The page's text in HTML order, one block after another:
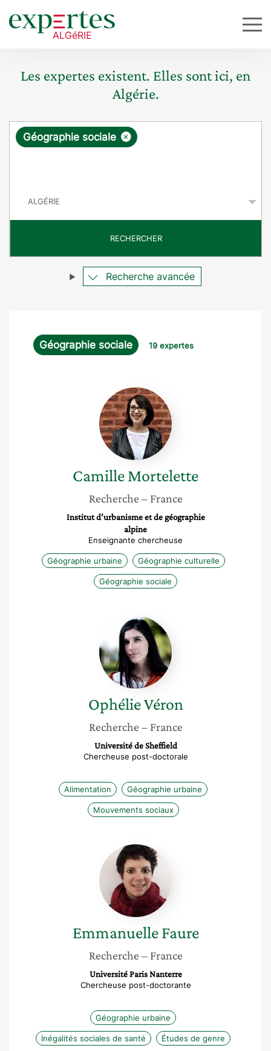
Les expertes existent. Elles sont ici, en
Algérie.
R
ê
e
×
Géographie sociale
RECHERCHER
Recherche avancée
Géographie sociale 19 expertes
Camille
Mortelette
CamilleMortelette
Recherche – France
Institut d’urbanisme et de géographie
alpine
Enseignante chercheuse
Géographie urbaine Géographie culturelle
Géographie sociale
Ophélie
Véron
OphélieVéron
Recherche – France
Université de Sheffield
Chercheuse post-doctorale
Alimentation Géographie urbaine
Mouvements sociaux
Emmanuelle
Faure
Emmanuelle Faure
Recherche – France
Université Paris Nanterre
Chercheuse post-doctorante
Géographie urbaine
Inégalités sociales de santé Études de genre